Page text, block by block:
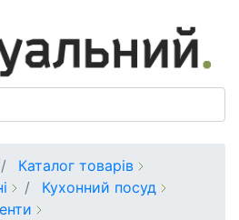
Каталог товарів
Кухонний посуд